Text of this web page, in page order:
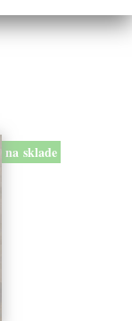
na sklade